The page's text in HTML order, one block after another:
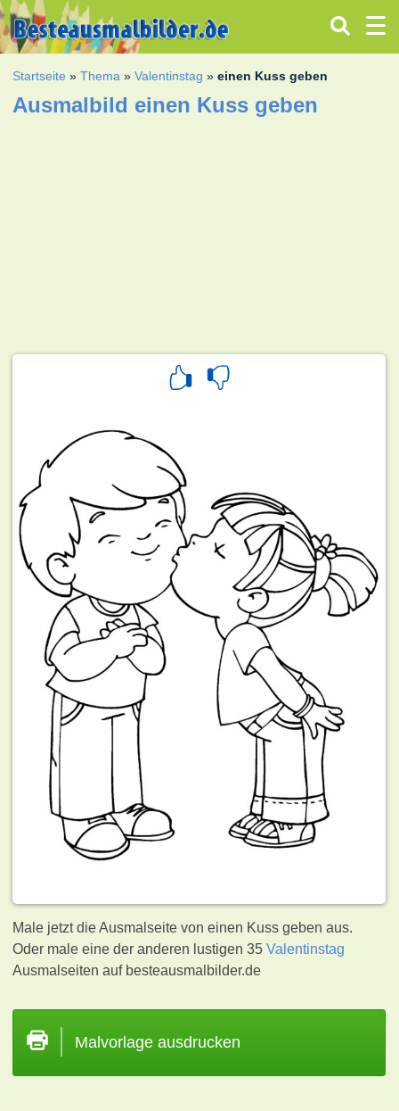
Startseite »Thema »Valentinstag »einen Kuss geben
Ausmalbild einen Kuss geben
Male jetzt die Ausmalseite von einen Kuss geben aus.
Oder male eine der anderen lustigen 35Valentinstag
Ausmalseiten auf besteausmalbilder.de
Malvorlage ausdrucken